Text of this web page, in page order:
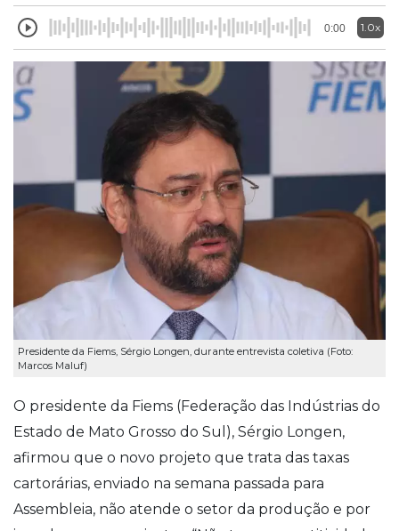
0:00 1.0x
Presidente da Fiems, Sérgio Longen, durante entrevista coletiva (Foto:
Marcos Maluf)
O presidente da Fiems (Federação das Indústrias do
Estado de Mato Grosso do Sul), Sérgio Longen,
afirmou que o novo projeto que trata das taxas
cartorárias, enviado na semana passada para
Assembleia, não atende o setor da produção e por